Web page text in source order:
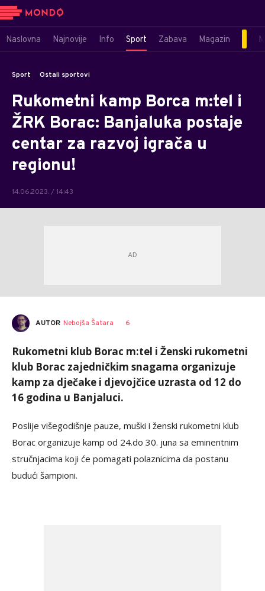
Naslovna Najnovije Info Sport Zabava Magazin
Sport Ostali sportovi
Rukometni kamp Borca m:tel i
ŽRK Borac: Banjaluka postaje
centar za razvoj igrača u
regionu!
14.06.2023. / 14:43
AUTOR Nebojša Šatara 6
Rukometni klub Borac m:tel i Ženski rukometni
klub Borac zajedničkim snagama organizuje
kamp za dječake i djevojčice uzrasta od 12 do
16 godina u Banjaluci.
Poslije višegodišnje pauze, muški i ženski rukometni klub
Borac organizuje kamp od 24.do 30. juna sa eminentnim
stručnjacima koji će pomagati polaznicima da postanu
budući šampioni.